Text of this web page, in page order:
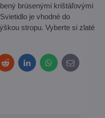
brúsenými krištáľovými
je vhodné do
stropu. Vyberte si zlaté
RedditLinkedInWhatsApp
E-
mail